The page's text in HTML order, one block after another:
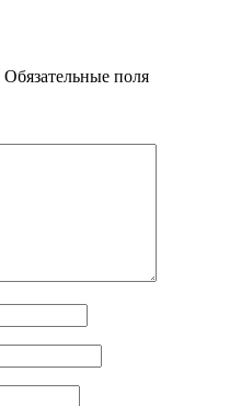
Обязательные поля